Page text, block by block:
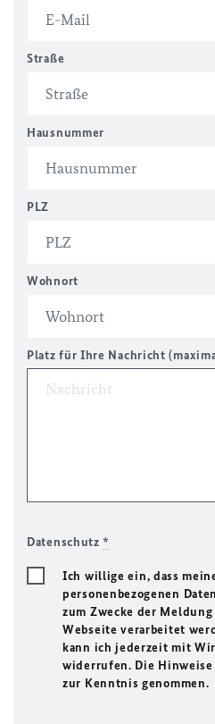
Straße
Hausnummer
PLZ
Wohnort
Platz für Ihre Nachricht
Datenschutz*
Ich willige ein, dass
personenbezogenen
zum Zwecke der
Webseite verarbeitet
kann ich jederzeit mit
widerrufen. Die Hinweise
zur Kenntnis genommen.